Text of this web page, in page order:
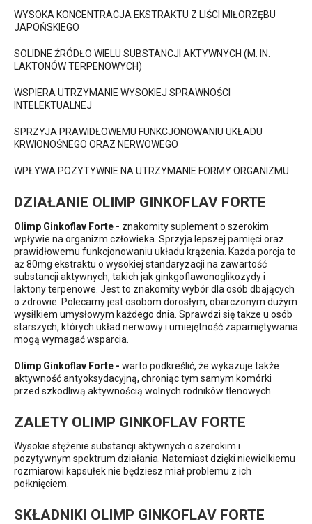
WYSOKA KONCENTRACJA EKSTRAKTU Z LIŚCI MIŁORZĘBU
JAPOŃSKIEGO
SOLIDNE ŹRÓDŁO WIELU SUBSTANCJI AKTYWNYCH (M. IN.
LAKTONÓW TERPENOWYCH)
WSPIERA UTRZYMANIE WYSOKIEJ SPRAWNOŚCI
INTELEKTUALNEJ
SPRZYJA PRAWIDŁOWEMU FUNKCJONOWANIU UKŁADU
KRWIONOŚNEGO ORAZ NERWOWEGO
WPŁYWA POZYTYWNIE NA UTRZYMANIE FORMY ORGANIZMU
DZIAŁANIE OLIMP GINKOFLAV FORTE
Olimp Ginkoflav Forte - znakomity suplement o szerokim
wpływie na organizm człowieka. Sprzyja lepszej pamięci oraz
prawidłowemu funkcjonowaniu układu krążenia. Każda porcja to
aż 80mg ekstraktu o wysokiej standaryzacji na zawartość
substancji aktywnych, takich jak ginkgoflawonoglikozydy i
laktony terpenowe. Jest to znakomity wybór dla osób dbających
o zdrowie. Polecamy jest osobom dorosłym, obarczonym dużym
wysiłkiem umysłowym każdego dnia. Sprawdzi się także u osób
starszych, których układ nerwowy i umiejętność zapamiętywania
mogą wymagać wsparcia.
Olimp Ginkoflav Forte - warto podkreślić, że wykazuje także
aktywność antyoksydacyjną, chroniąc tym samym komórki
przed szkodliwą aktywnością wolnych rodników tlenowych.
ZALETY OLIMP GINKOFLAV FORTE
Wysokie stężenie substancji aktywnych o szerokim i
pozytywnym spektrum działania. Natomiast dzięki niewielkiemu
rozmiarowi kapsułek nie będziesz miał problemu z ich
połknięciem.
SKŁADNIKI OLIMP GINKOFLAV FORTE